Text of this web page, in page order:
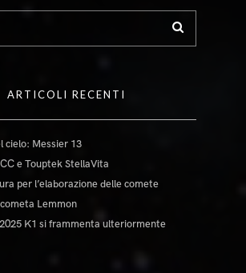
ARTICOLI RECENTI
cielo: Messier 13
e Touptek StellaVita
per l’elaborazione delle comete
Lemmon
K1 si frammenta ulteriormente